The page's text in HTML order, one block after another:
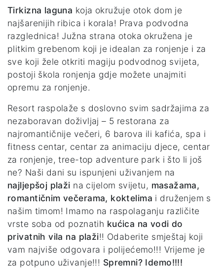
Tirkizna laguna koja okružuje otok dom je
najšarenijih ribica i korala! Prava podvodna
razglednica! Južna strana otoka okružena je
plitkim grebenom koji je idealan za ronjenje i za
sve koji žele otkriti magiju podvodnog svijeta,
postoji škola ronjenja gdje možete unajmiti
opremu za ronjenje.
Resort raspolaže s doslovno svim sadržajima za
nezaboravan doživljaj – 5 restorana za
najromantičnije večeri, 6 barova ili kafića, spa i
fitness centar, centar za animaciju djece, centar
za ronjenje, tree-top adventure park i što li još
ne? Naši dani su ispunjeni uživanjem na
najljepšoj plaži na cijelom svijetu, masažama,
romantičnim večerama, koktelima i druženjem s
našim timom! Imamo na raspolaganju različite
vrste soba od poznatih kućica na vodi do
privatnih vila na plaži!! Odaberite smještaj koji
vam najviše odgovara i polijećemo!!! Vrijeme je
za potpuno uživanje!!! Spremni? Idemo!!!!